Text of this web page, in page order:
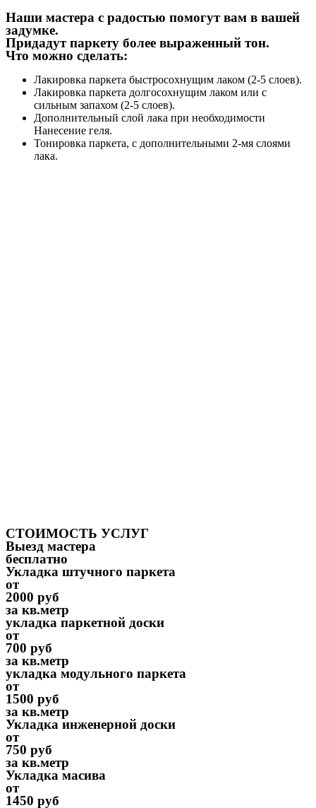
Наши мастера с радостью помогут вам в вашей
задумке.
Придадут паркету более выраженный тон.
Что можно сделать:
Лакировка паркета быстросохнущим лаком (2-5 слоев).
Лакировка паркета долгосохнущим лаком или с
сильным запахом (2-5 слоев).
Дополнительный слой лака при необходимости
Нанесение геля.
Тонировка паркета, с дополнительными 2-мя слоями
лака.
СТОИМОСТЬ УСЛУГ
Выезд мастера
бесплатно
Укладка штучного паркета
от
2000 руб
за кв.метр
укладка паркетной доски
от
700 руб
за кв.метр
укладка модульного паркета
от
1500 руб
за кв.метр
Укладка инженерной доски
от
750 руб
за кв.метр
Укладка масива
от
1450 руб